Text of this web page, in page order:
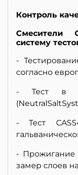
Контроль
Смесители
систему
-
согласно
- Тест в
- Тест
- Прожигание
замер слоев